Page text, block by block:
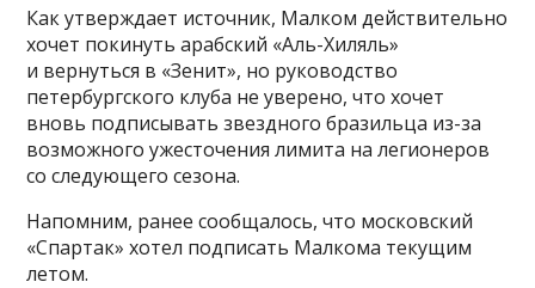
Как утверждает источник, Малком действительно
хочет покинуть арабский «Аль-Хиляль»
и вернуться в «Зенит», но руководство
петербургского клуба не уверено, что хочет
вновь подписывать звездного бразильца из-за
возможного ужесточения лимита на легионеров
со следующего сезона.
Напомним, ранее сообщалось, что московский
«Спартак» хотел подписать Малкома текущим
летом.